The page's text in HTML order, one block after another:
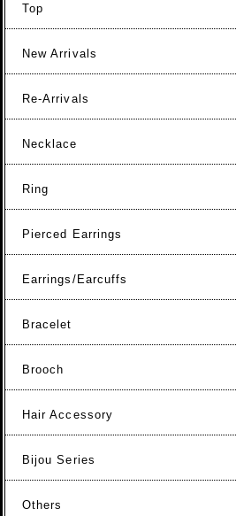
Top
New Arrivals
Re-Arrivals
Necklace
Ring
Pierced Earrings
Earrings/Earcuffs
Bracelet
Brooch
Hair Accessory
Bijou Series
Others